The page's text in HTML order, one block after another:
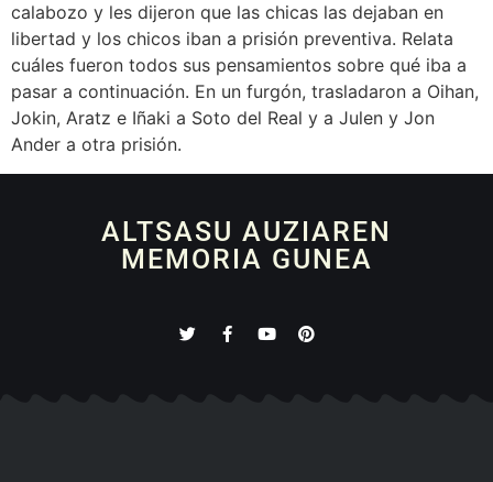
calabozo y les dijeron que las chicas las dejaban en
libertad y los chicos iban a prisión preventiva. Relata
cuáles fueron todos sus pensamientos sobre qué iba a
pasar a continuación. En un furgón, trasladaron a Oihan,
Jokin, Aratz e Iñaki a Soto del Real y a Julen y Jon
Ander a otra prisión.
ALTSASU AUZIAREN
MEMORIA GUNEA